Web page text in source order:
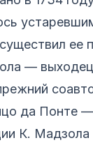
ее
—
да Понте
К. Мадзола